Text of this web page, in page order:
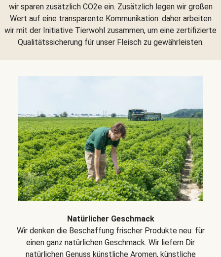
wir sparen zusätzlich CO2e ein. Zusätzlich legen wir großen
Wert auf eine transparente Kommunikation: daher arbeiten
wir mit der Initiative Tierwohl zusammen, um eine zertifizierte
Qualitätssicherung für unser Fleisch zu gewährleisten.
Natürlicher Geschmack
Wir denken die Beschaffung frischer Produkte neu: für
einen ganz natürlichen Geschmack. Wir liefern Dir
natürlichen Genuss künstliche Aromen, künstliche